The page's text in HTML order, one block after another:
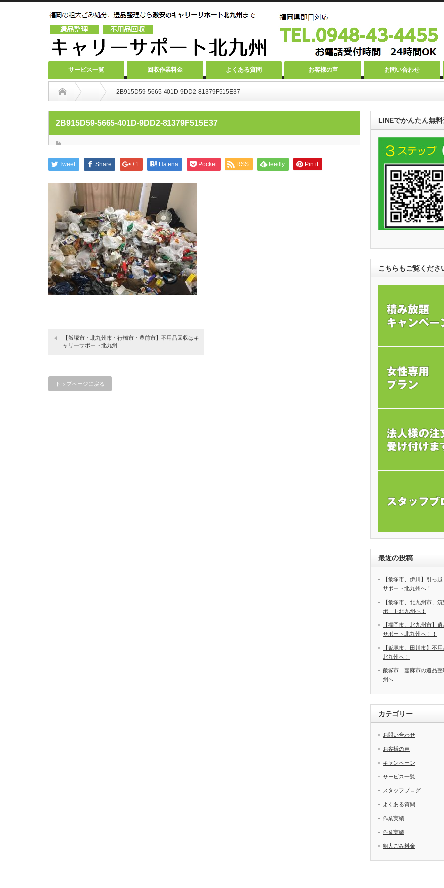
サービス一覧 回収作業料金 よくある質問 お客様の声 お問い合わせ
2B915D59-5665-401D-9DD2-81379F515E37
2B915D59-5665-401D-9DD2-81379F515E37
Tweet Share +1 Hatena Pocket RSS feedly Pin it
【飯塚市・北九州市・行橋市・豊前市】不用品回収はキ
ャリーサポート北九州
トップページに戻る
LINEでかんたん無料
こちらもご覧くださ
最近の投稿
【飯塚市、伊川】引っ
サポート北九州へ！
【飯塚市、北九州市、
ポート北九州へ！
【福岡市、北九州市】
サポート北九州へ！！
【飯塚市、田川市】不
北九州へ！
飯塚市 嘉麻市の遺品整
州へ
カテゴリー
お問い合わせ
お客様の声
キャンペーン
サービス一覧
スタッフブログ
よくある質問
作業実績
作業実績
粗大ごみ料金